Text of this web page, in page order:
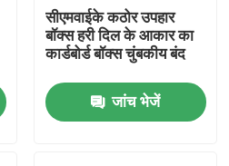
सीएमवाईके कठोर उपहार
बॉक्स हरी दिल के आकार का
कार्डबोर्ड बॉक्स चुंबकीय बंद
जांच भेजें